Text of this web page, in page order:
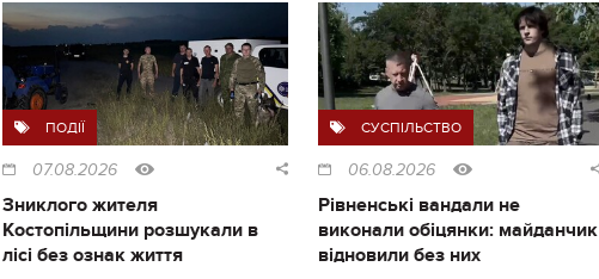
ПОДІЇ
07.08.2026
Зниклого жителя
Костопільщини розшукали в
лісі без ознак життя
СУСПІЛЬСТВО
06.08.2026
Рівненські вандали не
виконали обіцянки: майданчик
відновили без них